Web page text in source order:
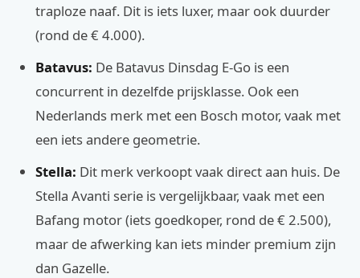
traploze naaf. Dit is iets luxer, maar ook duurder
(rond de € 4.000).
Batavus: De Batavus Dinsdag E-Go is een
concurrent in dezelfde prijsklasse. Ook een
Nederlands merk met een Bosch motor, vaak met
een iets andere geometrie.
Stella: Dit merk verkoopt vaak direct aan huis. De
Stella Avanti serie is vergelijkbaar, vaak met een
Bafang motor (iets goedkoper, rond de € 2.500),
maar de afwerking kan iets minder premium zijn
dan Gazelle.